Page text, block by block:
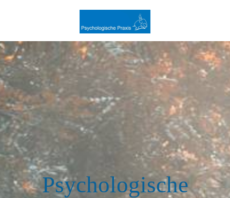
Psychologische